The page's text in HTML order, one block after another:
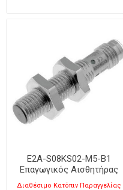
E2A-S08KS02-M5-B1
Επαγωγικός Αισθητήρας
M8
Διαθέσιμο Κατόπιν Παραγγελίας